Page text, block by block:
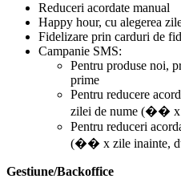
Reduceri acordate manual
Happy hour, cu alegerea
Fidelizare prin carduri de
Campanie SMS:
Pentru produse noi,
prime
Pentru reducere
zilei de nume (�� x
Pentru reduceri
(�� x zile inainte,
Gestiune/Backoffice